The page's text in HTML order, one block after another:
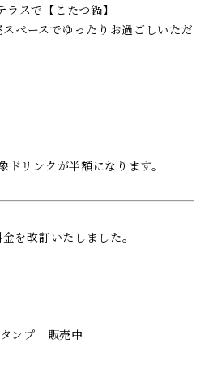
スで【こたつ鍋】
ペースでゆったりお過ごしいただ
リンクが半額になります。
を改訂いたしました。
ンプ 販売中